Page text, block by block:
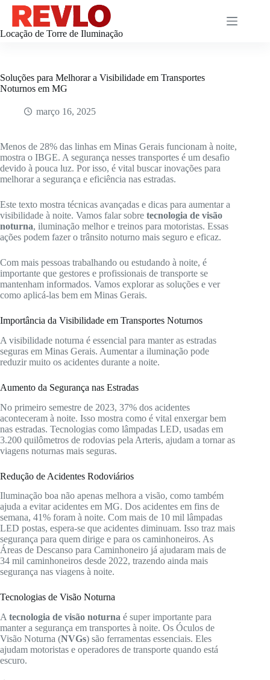
Pular
conteúdo
Locação de Torre de Iluminação
Soluções para Melhorar a Visibilidade em Transportes
Noturnos em MG
março 16, 2025
Menos de 28% das linhas em Minas Gerais funcionam à noite,
mostra o IBGE. A segurança nesses transportes é um desafio
devido à pouca luz. Por isso, é vital buscar inovações para
melhorar a segurança e eficiência nas estradas.
Este texto mostra técnicas avançadas e dicas para aumentar a
visibilidade à noite. Vamos falar sobre tecnologia de visão
noturna, iluminação melhor e treinos para motoristas. Essas
ações podem fazer o trânsito noturno mais seguro e eficaz.
Com mais pessoas trabalhando ou estudando à noite, é
importante que gestores e profissionais de transporte se
mantenham informados. Vamos explorar as soluções e ver
como aplicá-las bem em Minas Gerais.
Importância da Visibilidade em Transportes Noturnos
A visibilidade noturna é essencial para manter as estradas
seguras em Minas Gerais. Aumentar a iluminação pode
reduzir muito os acidentes durante a noite.
Aumento da Segurança nas Estradas
No primeiro semestre de 2023, 37% dos acidentes
aconteceram à noite. Isso mostra como é vital enxergar bem
nas estradas. Tecnologias como lâmpadas LED, usadas em
3.200 quilômetros de rodovias pela Arteris, ajudam a tornar as
viagens noturnas mais seguras.
Redução de Acidentes Rodoviários
Iluminação boa não apenas melhora a visão, como também
ajuda a evitar acidentes em MG. Dos acidentes em fins de
semana, 41% foram à noite. Com mais de 10 mil lâmpadas
LED postas, espera-se que acidentes diminuam. Isso traz mais
segurança para quem dirige e para os caminhoneiros. As
Áreas de Descanso para Caminhoneiro já ajudaram mais de
34 mil caminhoneiros desde 2022, trazendo ainda mais
segurança nas viagens à noite.
Tecnologias de Visão Noturna
A tecnologia de visão noturna é super importante para
manter a segurança em transportes à noite. Os Óculos de
Visão Noturna (NVGs) são ferramentas essenciais. Eles
ajudam motoristas e operadores de transporte quando está
escuro.